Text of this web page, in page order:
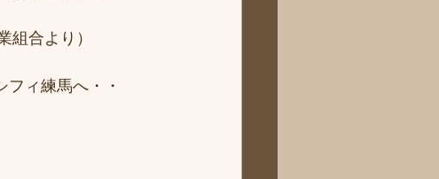
組合より）
ィ練馬へ・・